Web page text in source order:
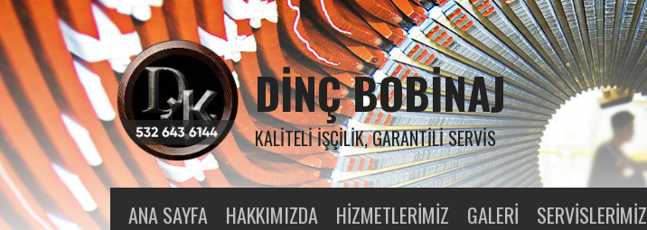
Skip
content
DINÇ BOBINAJ
KALITELI İŞÇILIK, GARANTILI SERVIS
ANA SAYFA HAKKIMIZDA HIZMETLERIMIZ GALERI SERVISLERIMIZ